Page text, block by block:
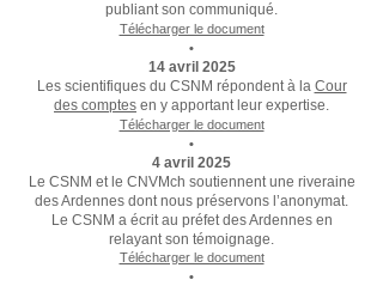
publiant son communiqué.
Télécharger le document
•
14 avril 2025
Les scientifiques du CSNM répondent à la Cour
des comptes en y apportant leur expertise.
Télécharger le document
•
4 avril 2025
Le CSNM et le CNVMch soutiennent une riveraine
des Ardennes dont nous préservons l’anonymat.
Le CSNM a écrit au préfet des Ardennes en
relayant son témoignage.
Télécharger le document
•